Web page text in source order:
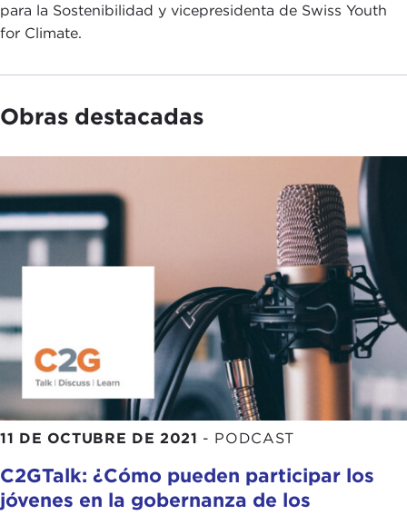
para la Sostenibilidad y vicepresidenta de Swiss Youth
for Climate.
Obras destacadas
11 DE OCTUBRE DE 2021 - PODCAST
C2GTalk: ¿Cómo pueden participar los
jóvenes en la gobernanza de los